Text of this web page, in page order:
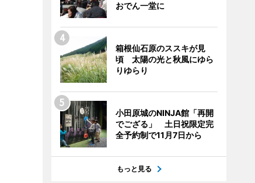
おでん一堂に
箱根仙石原のススキが見
頃 太陽の光と秋風にゆら
りゆらり
小田原城のNINJA館「再開
でござる」 土日祝限定完
全予約制で11月7日から
もっと見る